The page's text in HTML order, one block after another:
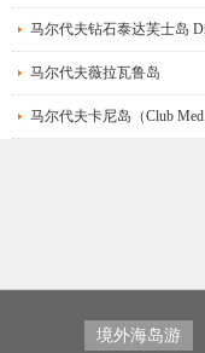
马尔代夫钻石泰达芙士岛
马尔代夫薇拉瓦鲁岛
马尔代夫卡尼岛（Club
境外海岛游